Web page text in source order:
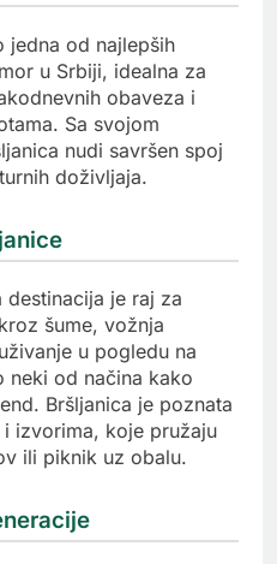
jedna od najlepših
u Srbiji, idealna za
obaveza i
Sa svojom
nudi savršen spoj
doživljaja.
destinacija je raj za
šume, vožnja
u pogledu na
neki od načina kako
Bršljanica je poznata
izvorima, koje pružaju
ili piknik uz obalu.